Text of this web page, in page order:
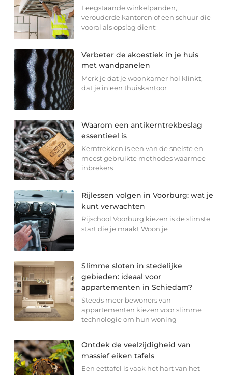
Leegstaande winkelpanden,
verouderde kantoren of een schuur die
vooral als opslag dient:
Verbeter de akoestiek in je huis
met wandpanelen
Merk je dat je woonkamer hol klinkt,
dat je in een thuiskantoor
Waarom een antikerntrekbeslag
essentieel is
Kerntrekken is een van de snelste en
meest gebruikte methodes waarmee
inbrekers
Rijlessen volgen in Voorburg: wat je
kunt verwachten
Rijschool Voorburg kiezen is de slimste
start die je maakt Woon je
Slimme sloten in stedelijke
gebieden: ideaal voor
appartementen in Schiedam?
Steeds meer bewoners van
appartementen kiezen voor slimme
technologie om hun woning
Ontdek de veelzijdigheid van
massief eiken tafels
Een eettafel is vaak het hart van het